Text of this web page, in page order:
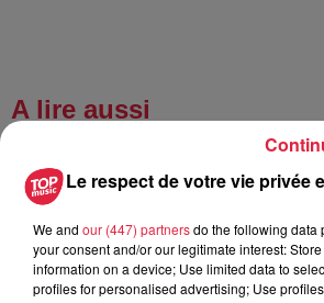
A lire aussi
À Hoerdt, de l’eau
Le respect de votre vie privée
We and our (447) partnersdo the following data
your consent and/or our legitimate interest:
information on a device; Use limited data to
profiles for personalised advertising; Use